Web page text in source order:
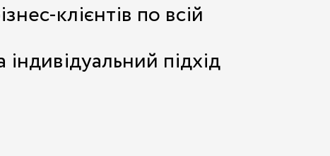
клієнтів по всій
підхід